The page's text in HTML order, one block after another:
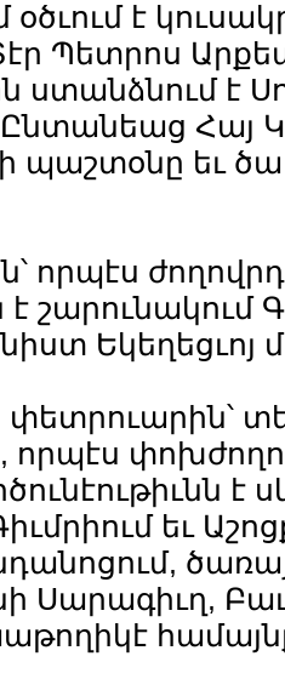
օծւում է
Պետրոս
ստանձնում է
Հայ
եւ
որպէս
է շարունակում
Եկեղեցւոյ
փետրուարին՝
որպէս
է
եւ
Սարագիւղ,